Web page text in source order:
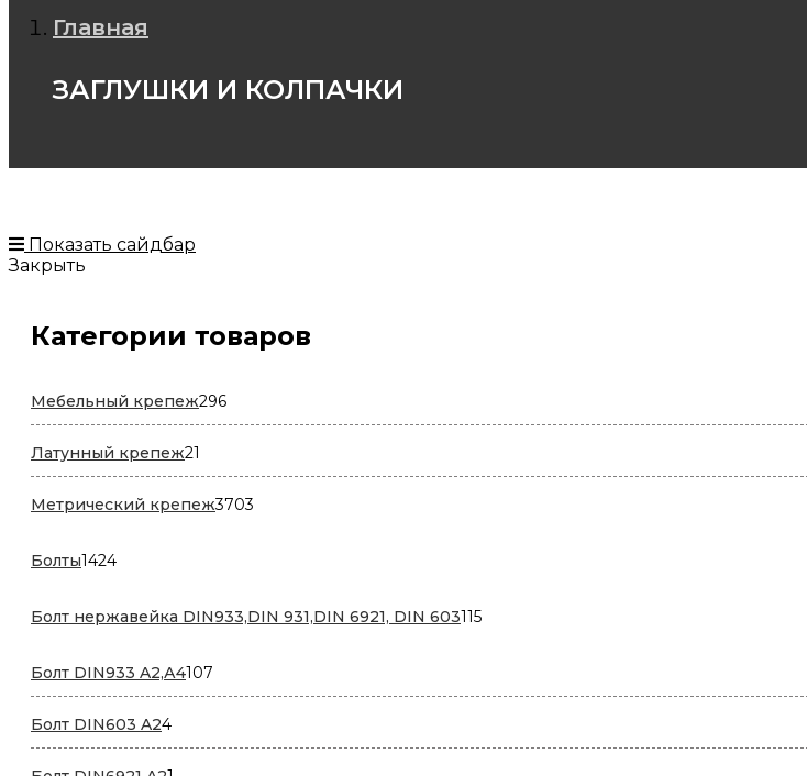
Главная
ЗАГЛУШКИ И КОЛПАЧКИ
Показать сайдбар
Закрыть
Категории товаров
Мебельный крепеж296296
товаров
Латунный крепеж21
товар
Метрический крепеж3703
Болты14241424
Болт нержавейка DIN933,DIN 931,DIN 6921, DIN 603115115
Болт DIN933 A2,А4107
товаров
Болт DIN603 A244
товара